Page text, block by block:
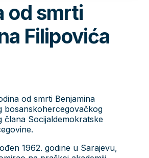
od smrti
Filipovića
od smrti Benjamina
bosanskohercegovačkog
člana Socijaldemokratske
1962. godine u Sarajevu,